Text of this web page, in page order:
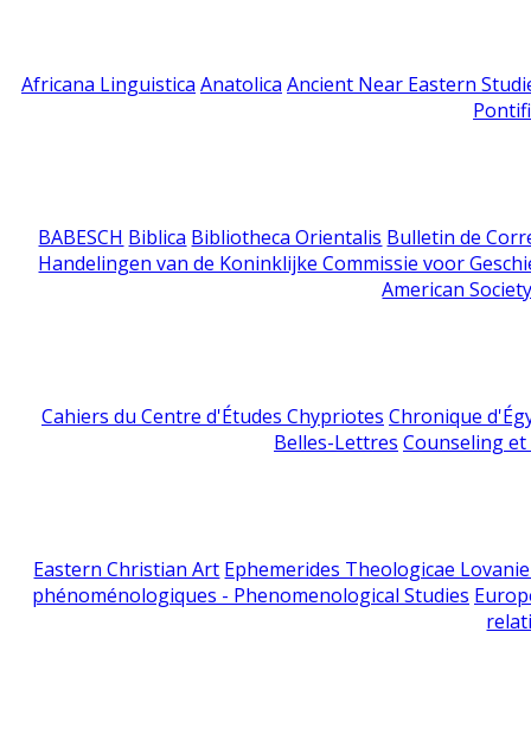
Africana Linguistica Anatolica Ancient Near Eastern
BABESCH Biblica Bibliotheca Orientalis Bulletin de
Handelingen van de Koninklijke Commissie voor
American
Cahiers du Centre d'Études Chypriotes Chronique
Belles-Lettres Counseling
Eastern Christian Art Ephemerides Theologicae
phénoménologiques - Phenomenological Studies